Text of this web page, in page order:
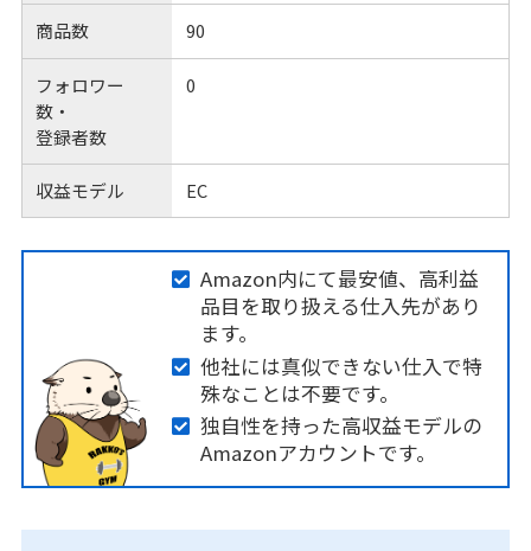
商品数 90
フォロワー
数・
登録者数
0
収益モデル EC
Amazon内にて最安値、高利益
品目を取り扱える仕入先があり
ます。
他社には真似できない仕入で特
殊なことは不要です。
独自性を持った高収益モデルの
Amazonアカウントです。